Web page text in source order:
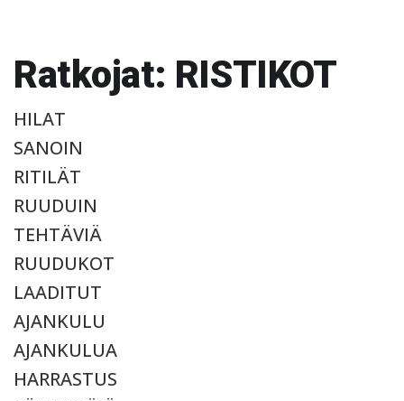
Ratkojat: RISTIKOT
HILAT
SANOIN
RITILÄT
RUUDUIN
TEHTÄVIÄ
RUUDUKOT
LAADITUT
AJANKULU
AJANKULUA
HARRASTUS